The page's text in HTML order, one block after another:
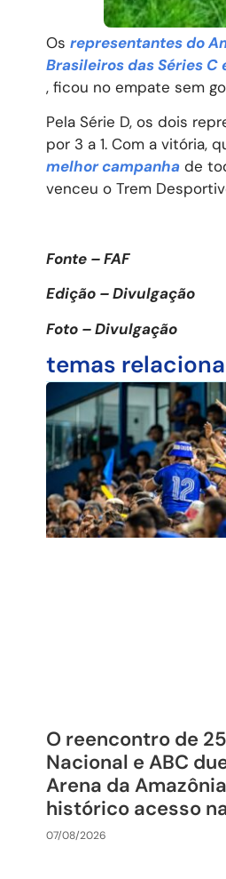
Os representantes do
Brasileiros das Séries C
, ficou no empate sem
Pela Série D, os dois
por 3 a 1. Com a vitória,
melhor campanha de
venceu o Trem
Fonte – FAF
Edição – Divulgação
Foto – Divulgação
temas
O reencontro de
Nacional e ABC
Arena da
histórico acesso
07/08/2026